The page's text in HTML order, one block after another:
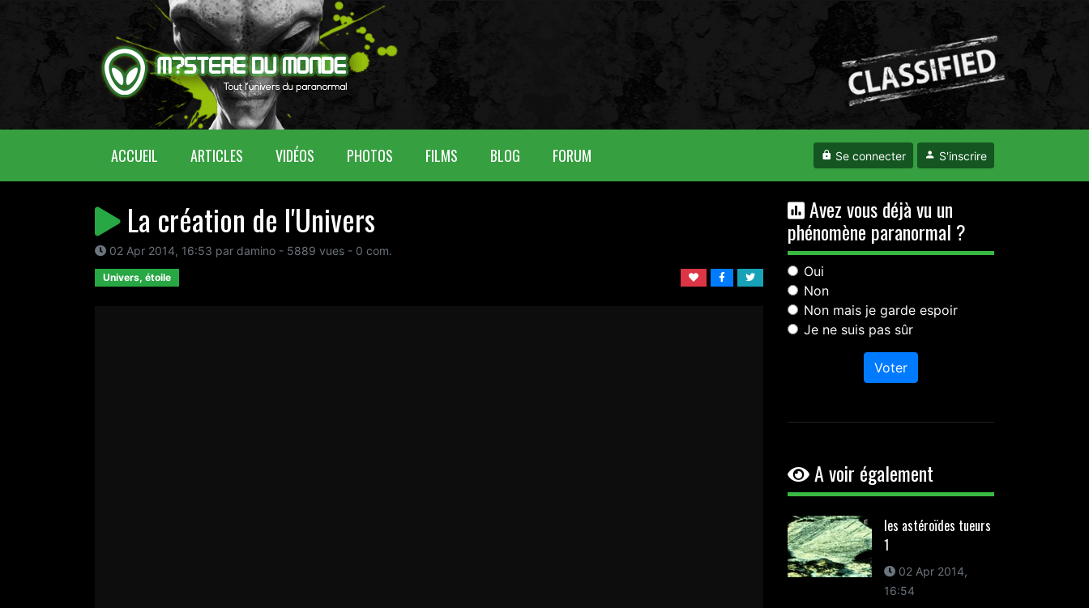
ACCUEIL (CURRENT)ARTICLES VIDÉOS PHOTOS FILMS BLOG FORUM Se connecter S'inscrire
La création de l'Univers
02 Apr 2014, 16:53 par damino - 5889 vues - 0 com.
Univers, étoile
Avez vous déjà vu un
phénomène paranormal ?
Oui
Non
Non mais je garde espoir
Je ne suis pas sûr
Voter
A voir également
les astéroïdes tueurs
1
02 Apr 2014,
16:54